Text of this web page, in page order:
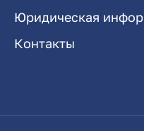
Юридическая
Контакты